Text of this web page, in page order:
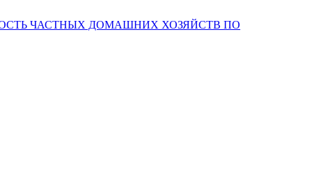
ЧАСТНЫХ ДОМАШНИХ ХОЗЯЙСТВ ПО